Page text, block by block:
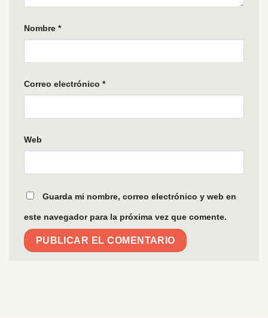
Nombre *
Correo electrónico *
Web
Guarda mi nombre, correo electrónico y web en
este navegador para la próxima vez que comente.